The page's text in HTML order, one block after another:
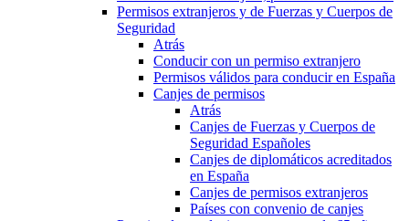
Permisos extranjeros y de Fuerzas y Cuerpos de
Seguridad
Atrás
Conducir con un permiso extranjero
Permisos válidos para conducir en España
Canjes de permisos
Atrás
Canjes de Fuerzas y Cuerpos de
Seguridad Españoles
Canjes de diplomáticos acreditados
en España
Canjes de permisos extranjeros
Países con convenio de canjes